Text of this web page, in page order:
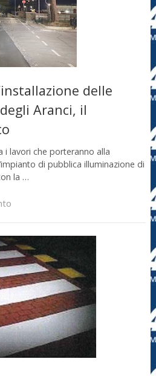
delle
Aranci, il
i lavori che porteranno alla
di pubblica illuminazione di
la …